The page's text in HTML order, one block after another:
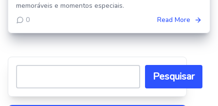
memoráveis e momentos especiais.
0
Read More
Pesquisar